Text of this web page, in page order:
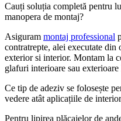
Cauți soluția completă pentru
manopera de montaj?
Asiguram montaj professional
contratrepte, alei executate din
exterior si interior. Montam la
glafuri interioare sau exterioare
Ce tip de adeziv se folosește
vedere atât aplicațiile de
Pentru lipirea plăcajelor de